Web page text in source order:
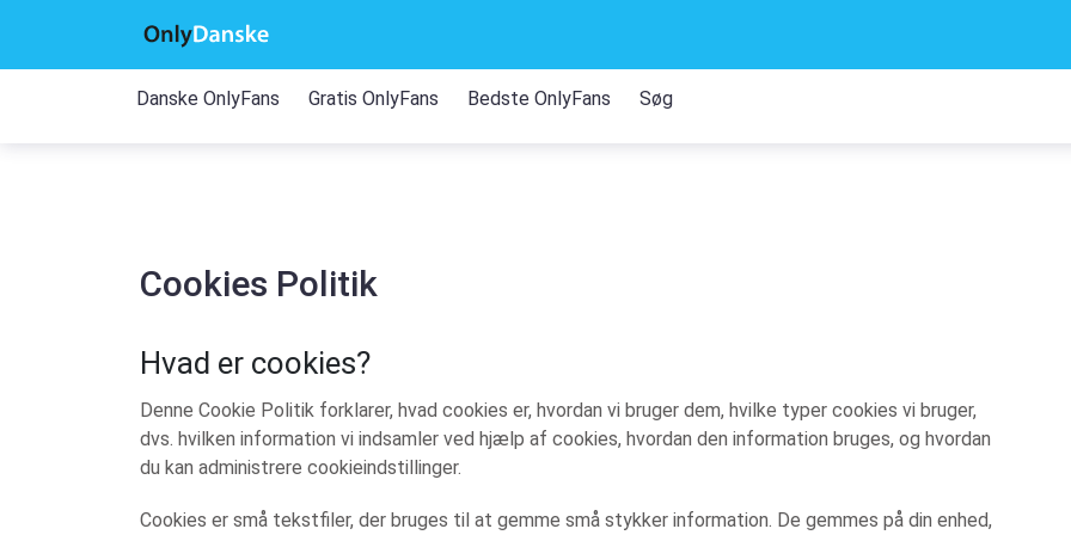
Danske OnlyFans Gratis OnlyFans Bedste OnlyFans Søg
Cookies Politik
Hvad er cookies?
Denne Cookie Politik forklarer, hvad cookies er, hvordan vi bruger dem, hvilke typer cookies vi bruger,
dvs. hvilken information vi indsamler ved hjælp af cookies, hvordan den information bruges, og hvordan
du kan administrere cookieindstillinger.
Cookies er små tekstfiler, der bruges til at gemme små stykker information. De gemmes på din enhed,